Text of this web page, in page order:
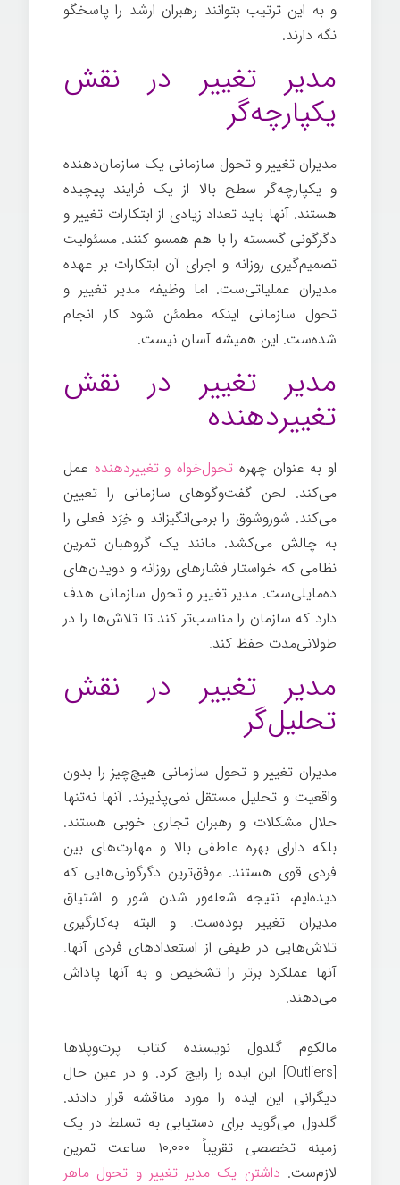
و به این ترتیب بتوانند رهبران ارشد را پاسخگو
نگه دارند.
مدیر تغییر در نقش
یکپارچه‌گر
مدیران تغییر و تحول سازمانی یک سازمان‌دهنده
و یکپارچه‌گر سطح بالا از یک فرایند پیچیده
هستند. آنها باید تعداد زیادی از ابتکارات تغییر و
دگرگونی گسسته را با هم همسو کنند. مسئولیت
تصمیم‌گیری روزانه و اجرای آن ابتکارات بر عهده
مدیران عملیاتی‌ست. اما وظیفه مدیر تغییر و
تحول سازمانی اینکه مطمئن شود کار انجام
شده‌ست. این همیشه آسان نیست.
مدیر تغییر در نقش
تغییردهنده
او به عنوان چهره تحول‌خواه و تغییردهنده عمل
می‌کند. لحن گفت‌وگوهای سازمانی را تعیین
می‌کند. شوروشوق را برمی‌انگیزاند و خِرَد فعلی را
به چالش می‌کشد. مانند یک گروهبان تمرین
نظامی که خواستار فشارهای روزانه و دویدن‌های
ده‌مایلی‌ست. مدیر تغییر و تحول سازمانی هدف
دارد که سازمان را مناسب‌تر کند تا تلاش‌ها را در
طولانی‌مدت حفظ کند.
مدیر تغییر در نقش
تحلیل‌گر
مدیران تغییر و تحول سازمانی هیچ‌چیز را بدون
واقعیت و تحلیل مستقل نمی‌پذیرند. آنها نه‌تنها
حلال مشکلات و رهبران تجاری خوبی هستند.
بلکه دارای بهره عاطفی بالا و مهارت‌های بین
فردی قوی هستند. موفق‌ترین دگرگونی‌هایی که
دیده‌ایم، نتیجه شعله‌ور شدن شور و اشتیاق
مدیران تغییر بوده‌ست. و البته به‌کارگیری
تلاش‌هایی در طیفی از استعدادهای فردی آنها.
آنها عملکرد برتر را تشخیص و به آنها پاداش
می‌دهند.
مالکوم گلدول نویسنده کتاب پرت‌وپلاها
[Outliers] این ایده را رایج کرد. و در عین حال
دیگرانی این ایده را مورد مناقشه قرار دادند.
گلدول می‌گوید برای دستیابی به تسلط در یک
زمینه تخصصی تقریباً ۱۰,۰۰۰ ساعت تمرین
لازم‌ست. داشتن یک مدیر تغییر و تحول ماهر